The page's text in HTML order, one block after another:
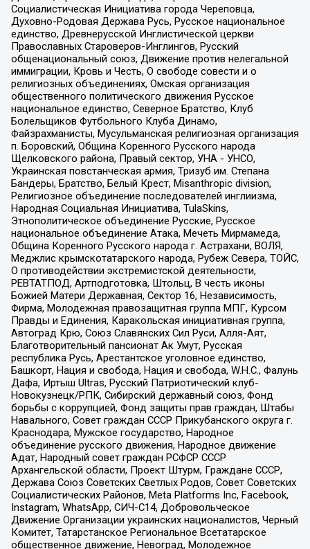
Социалистическая Инициатива города Череповца,
Духовно-Родовая Держава Русь, Русское национальное
единство, Древнерусской Инглистической церкви
Православных Староверов-Инглингов, Русский
общенациональный союз, Движение против нелегальной
иммиграции, Кровь и Честь, О свободе совести и о
религиозных объединениях, Омская организация
общественного политического движения Русское
национальное единство, Северное Братство, Клуб
Болельщиков Футбольного Клуба Динамо,
Файзрахманисты, Мусульманская религиозная организация
п. Боровский, Община Коренного Русского народа
Щелковского района, Правый сектор, УНА - УНСО,
Украинская повстанческая армия, Тризуб им. Степана
Бандеры, Братство, Белый Крест, Misanthropic division,
Религиозное объединение последователей инглиизма,
Народная Социальная Инициатива, TulaSkins,
Этнополитическое объединение Русские, Русское
национальное объединение Атака, Мечеть Мирмамеда,
Община Коренного Русского народа г. Астрахани, ВОЛЯ,
Меджлис крымскотатарского народа, Рубеж Севера, ТОЙС,
О противодействии экстремистской деятельности,
РЕВТАТПОД, Артподготовка, Штольц, В честь иконы
Божией Матери Державная, Сектор 16, Независимость,
Фирма, Молодежная правозащитная группа МПГ, Курсом
Правды и Единения, Каракольская инициативная группа,
Автоград Крю, Союз Славянских Сил Руси, Алля-Аят,
Благотворительный пансионат Ак Умут, Русская
республика Русь, Арестантское уголовное единство,
Башкорт, Нация и свобода, Нация и свобода, W.H.С., Фалунь
Дафа, Иртыш Ultras, Русский Патриотический клуб-
Новокузнецк/РПК, Сибирский державный союз, Фонд
борьбы с коррупцией, Фонд защиты прав граждан, Штабы
Навального, Совет граждан СССР Прикубанского округа г.
Краснодара, Мужское государство, Народное
объединение русского движения, Народное движение
Адат, Народный совет граждан РСФСР СССР
Архангельской области, Проект Штурм, Граждане СССР,
Держава Союз Советских Светлых Родов, Совет Советских
Социалистических Районов, Meta Platforms Inc, Facebook,
Instagram, WhatsApp, СИЧ-С14, Добровольческое
Движение Организации украинских националистов, Черный
Комитет, Татарстанское Региональное Всетатарское
общественное движение, Невоград, Молодежное